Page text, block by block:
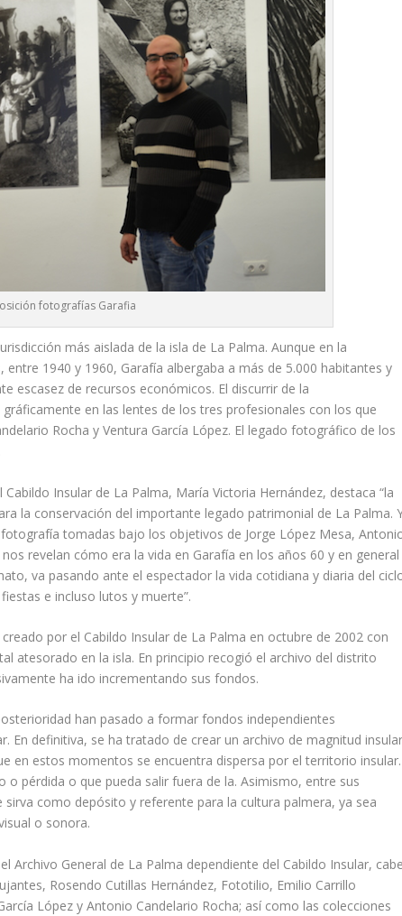
fotografías Garafia
más aislada de la isla de La Palma. Aunque en la
1940 y 1960, Garafía albergaba a más de 5.000 habitantes y
escasez de recursos económicos. El discurrir de la
en las lentes de los tres profesionales con los que
Rocha y Ventura García López. El legado fotográfico de los
Insular de La Palma, María Victoria Hernández, destaca “la
la conservación del importante legado patrimonial de La Palma.
tomadas bajo los objetivos de Jorge López Mesa,
revelan cómo era la vida en Garafía en los años 60 y en general
va pasando ante el espectador la vida cotidiana y diaria del
e incluso lutos y muerte”.
por el Cabildo Insular de La Palma en octubre de 2002 con
atesorado en la isla. En principio recogió el archivo del distrito
ha ido incrementando sus fondos.
han pasado a formar fondos independientes
En definitiva, se ha tratado de crear un archivo de magnitud insular
en estos momentos se encuentra dispersa por el territorio insular.
pérdida o que pueda salir fuera de la. Asimismo, entre sus
como depósito y referente para la cultura palmera, ya sea
o sonora.
Archivo General de La Palma dependiente del Cabildo Insular, cabe
Rosendo Cutillas Hernández, Fototilio, Emilio Carrillo
López y Antonio Candelario Rocha; así como las colecciones